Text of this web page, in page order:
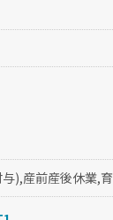
),産前産後休業,